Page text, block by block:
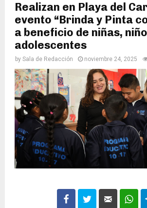
Realizan en Playa del
evento “Brinda y Pinta
a beneficio de niñas,
adolescentes
by Sala de Redacción noviembre 24, 2025